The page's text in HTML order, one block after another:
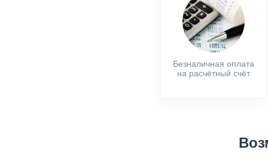
Безналичная оплата
на расчётный счёт